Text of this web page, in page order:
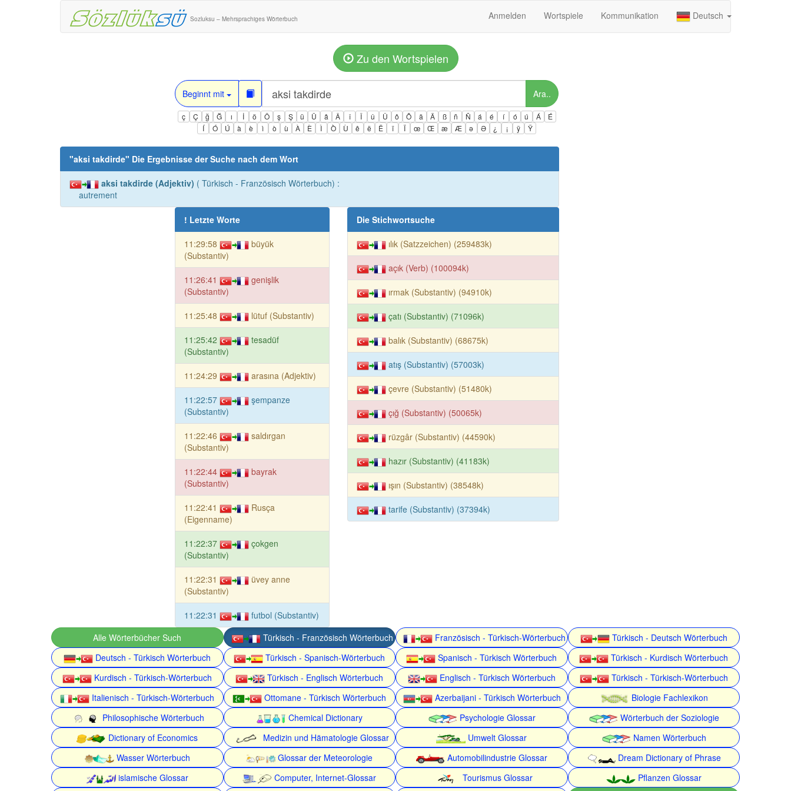
Sozluksu – Mehrsprachiges Wörterbuch Anmelden Wortspiele Kommunikation Deutsch
Zu den Wortspielen
Beginnt mit Ara..
ç Ç ğ Ğ ı İ ö Ö ş Ş ü Ü â Â î Î û Û ô Ô ä Ä ß ñ Ñ á é í ó ú Á
É
Í
Ó Ú à è ì ò ù À È Ì Ò Ù ê ë Ë ï Ï œ Œ æ Æ ə Ə ¿ ¡ ÿ Ÿ
"aksi takdirde" Die Ergebnisse der Suche nach dem Wort
aksi takdirde (Adjektiv) ( Türkisch - Französisch Wörterbuch) :
autrement
! Letzte Worte
11:29:58
büyük
(Substantiv)
11:26:41
genişlik
(Substantiv)
11:25:48 lütuf (Substantiv)
11:25:42
tesadüf
(Substantiv)
11:24:29 arasına (Adjektiv)
11:22:57
şempanze
(Substantiv)
11:22:46
saldırgan
(Substantiv)
11:22:44
bayrak
(Substantiv)
11:22:41
Rusça
(Eigenname)
11:22:37
çokgen
(Substantiv)
11:22:31
üvey anne
(Substantiv)
11:22:31 futbol (Substantiv)
Die Stichwortsuche
ılık (Satzzeichen) (259483k)
açık (Verb) (100094k)
ırmak (Substantiv) (94910k)
çatı (Substantiv) (71096k)
balık (Substantiv) (68675k)
atış (Substantiv) (57003k)
çevre (Substantiv) (51480k)
çığ (Substantiv) (50065k)
rüzgâr (Substantiv) (44590k)
hazır (Substantiv) (41183k)
ışın (Substantiv) (38548k)
tarife (Substantiv) (37394k)
Alle Wörterbücher Such Türkisch - Französisch Wörterbuch Französisch - Türkisch-Wörterbuch
Türkisch - Deutsch Wörterbuch
Deutsch - Türkisch Wörterbuch
Türkisch - Spanisch-Wörterbuch Spanisch - Türkisch Wörterbuch
Türkisch - Kurdisch Wörterbuch
Kurdisch - Türkisch-Wörterbuch
Türkisch - Englisch Wörterbuch Englisch - Türkisch Wörterbuch
Türkisch - Türkisch-Wörterbuch
Italienisch - Türkisch-Wörterbuch
Ottomane - Türkisch Wörterbuch Azerbaijani - Türkisch Wörterbuch
Biologie Fachlexikon
Philosophische Wörterbuch
Chemical Dictionary Psychologie Glossar
Wörterbuch der Soziologie
Dictionary of Economics
Medizin und Hämatologie Glossar Umwelt Glossar
Namen Wörterbuch
Wasser Wörterbuch
Glossar der Meteorologie Automobilindustrie Glossar
Dream Dictionary of Phrase
islamische Glossar
Computer, Internet-Glossar Tourismus Glossar Pflanzen Glossar